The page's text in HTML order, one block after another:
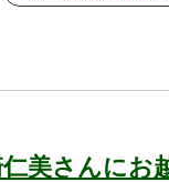
美さんにお